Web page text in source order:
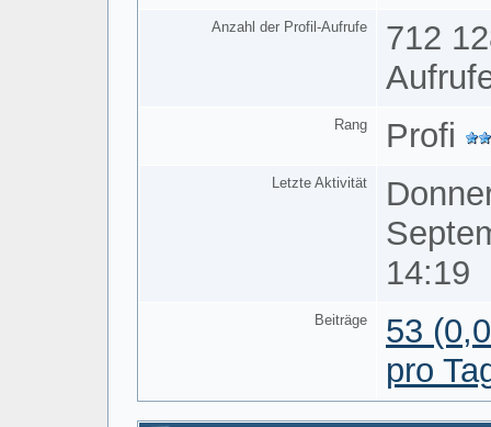
Anzahl der Profil-Aufrufe
712
Rang Profi
Letzte Aktivität
14:19
Beiträge
53
pro